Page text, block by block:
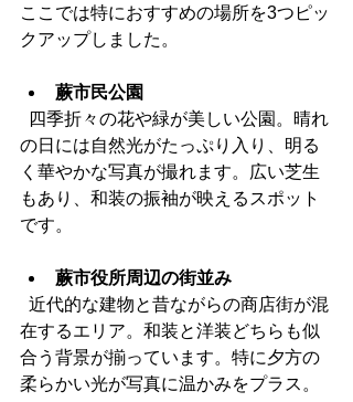
ここでは特におすすめの場所を3つピッ
クアップしました。
蕨市民公園
の日には自然光がたっぷり入り、明る
く華やかな写真が撮れます。広い芝生
もあり、和装の振袖が映えるスポット
です。
蕨市役所周辺の街並み
在するエリア。和装と洋装どちらも似
合う背景が揃っています。特に夕方の
柔らかい光が写真に温かみをプラス。